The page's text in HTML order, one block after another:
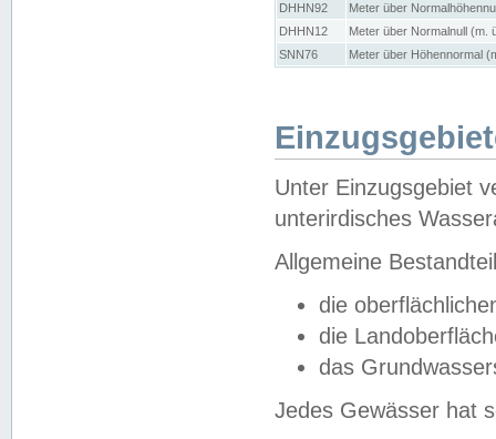
DHHN92
Meter über
DHHN12
Meter über Normalnull (m.
SNN76
Meter über Höhennormal
Unter Einzugsgebiet
unterirdisches
Allgemeine
die
die
das
Jedes Gewässer hat